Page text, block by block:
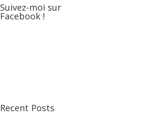
Suivez-moi sur
Facebook !
Recent Posts